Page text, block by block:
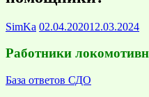
SimKa 02.04.202012.03.2024
Работники
База ответов СДО